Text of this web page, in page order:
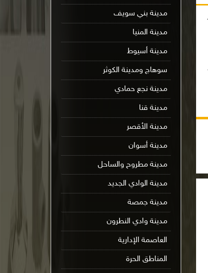
مدينة بني سويف
مدينة المنيا
مدينة أسيوط
سوهاج ومدينة الكوثر
مدينة نجع حمادي
مدينة قنا
مدينة الأقصر
مدينة أسوان
مدينة مطروح والساحل
مدينة الوادي الجديد
مدينة جمصة
مدينة وادي النطرون
العاصمة الإدارية
المناطق الحرة